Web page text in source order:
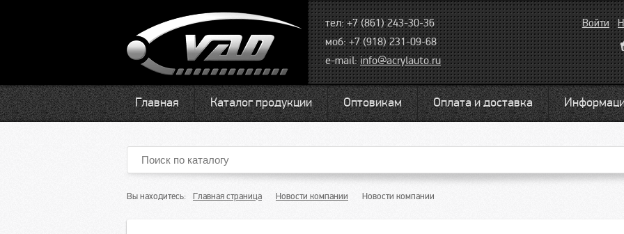
тел: +7 (861) 243-30-36
моб: +7 (918) 231-09-68
e-mail:info@acrylauto.ru
Войти
Главная Каталог продукции Оптовикам Оплата и доставка
Вы находитесь: Главная страница Новости компании Новости компании